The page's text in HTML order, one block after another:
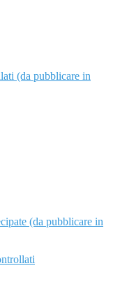
(da pubblicare in
(da pubblicare in